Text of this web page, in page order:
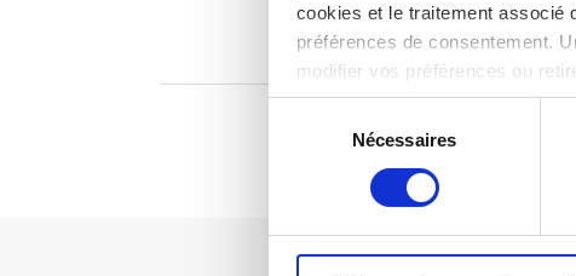
cookies et le traitement associé
préférences de consentement.
modifier vos préférences ou
notre politique en matière de
consentement
Nécessaires